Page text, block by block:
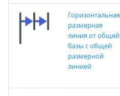
Горизонтальная
размерная
линия от общей
базы с общей
размерной
линией